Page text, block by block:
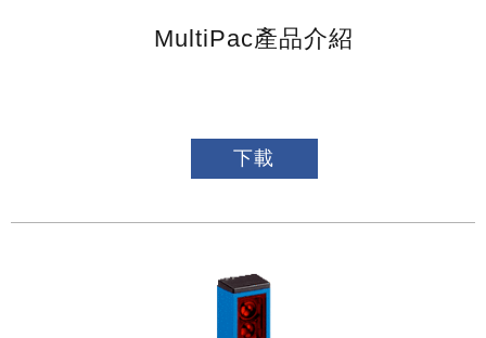
MultiPac產品介紹
下載